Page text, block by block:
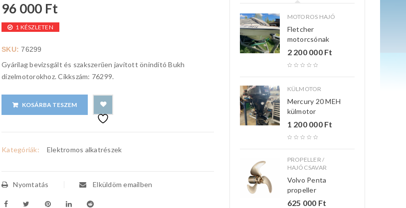
96 000 Ft
1 KÉSZLETEN
SKU:76299
Gyárilag bevizsgált és szakszerűen javított önindító Bukh
dízelmotorokhoz. Cikkszám: 76299.
KOSÁRBA TESZEM
Kategóriák: Elektromos alkatrészek
Nyomtatás Elküldöm emailben
MOTOROS HAJÓ
Fletcher
motorcsónak
2 200 000 Ft
KÜLMOTOR
Mercury 20 MEH
külmotor
1 200 000 Ft
PROPELLER /
HAJÓCSAVAR
Volvo Penta
propeller
625 000 Ft